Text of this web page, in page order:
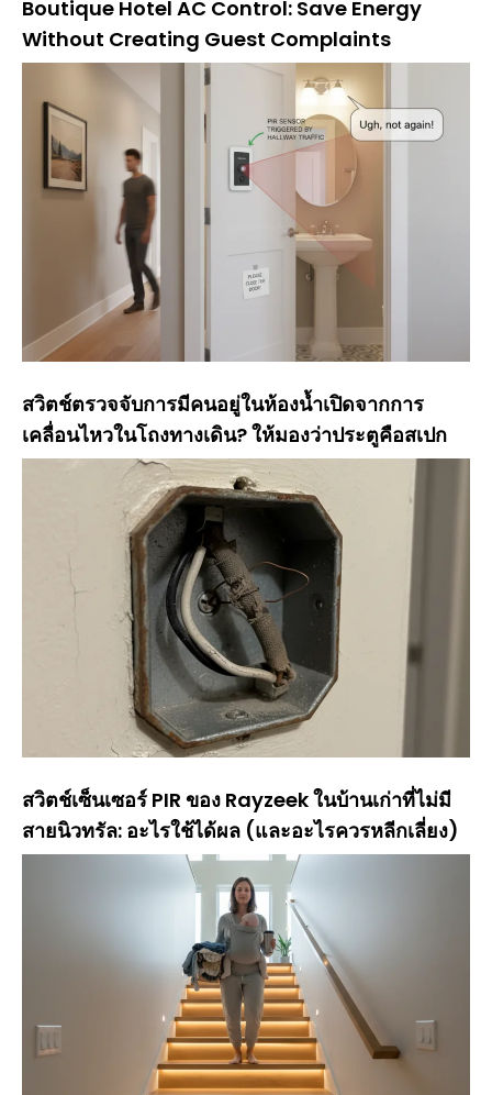
Boutique Hotel AC Control: Save Energy
Without Creating Guest Complaints
สวิตช์ตรวจจับการมีคนอยู่ในห้องน้ำเปิดจากการ
เคลื่อนไหวในโถงทางเดิน? ให้มองว่าประตูคือสเปก
สวิตช์เซ็นเซอร์ PIR ของ Rayzeek ในบ้านเก่าที่ไม่มี
สายนิวทรัล: อะไรใช้ได้ผล (และอะไรควรหลีกเลี่ยง)